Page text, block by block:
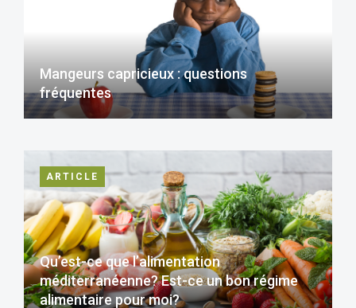
Mangeurs capricieux : questions
fréquentes
ARTICLE
Qu’est-ce que l’alimentation
méditerranéenne? Est-ce un bon régime
alimentaire pour moi?